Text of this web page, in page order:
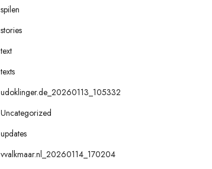
spilen
stories
text
texts
udoklinger.de_20260113_105332
Uncategorized
updates
vvalkmaar.nl_20260114_170204